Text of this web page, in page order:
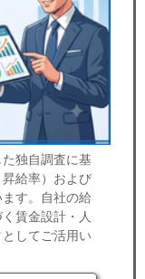
独自調査に基
給率）および
す。自社の給
賃金設計・人
してご活用い